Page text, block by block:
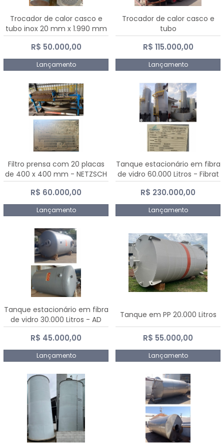
Trocador de calor casco e
tubo inox 20 mm x 1.990 mm
R$ 50.000,00
Lançamento
Trocador de calor casco e
tubo
R$ 115.000,00
Lançamento
Filtro prensa com 20 placas
de 400 x 400 mm - NETZSCH
R$ 60.000,00
Lançamento
Tanque estacionário em fibra
de vidro 60.000 Litros - Fibrat
R$ 230.000,00
Lançamento
Tanque estacionário em fibra
de vidro 30.000 Litros - AD
Fibras
R$ 45.000,00
Lançamento
Tanque em PP 20.000 Litros
R$ 55.000,00
Lançamento